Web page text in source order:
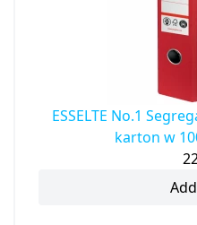
ESSELTE No.1
karton w